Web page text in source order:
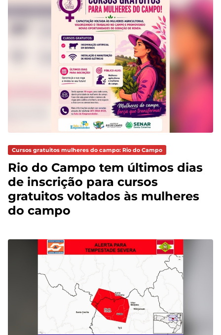
Cursos gratuitos mulheres do campo: Rio do Campo
Rio do Campo tem últimos dias
de inscrição para cursos
gratuitos voltados às mulheres
do campo